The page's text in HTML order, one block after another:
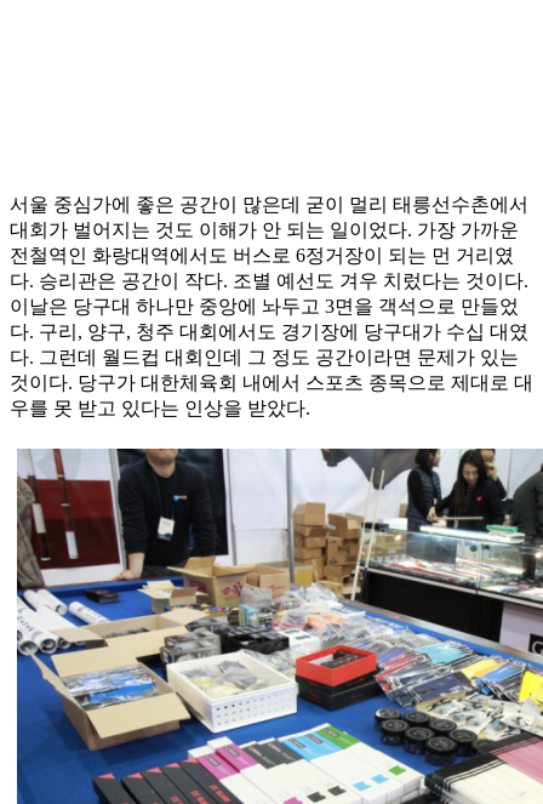
서울 중심가에 좋은 공간이 많은데 굳이 멀리 태릉선수촌에서
대회가 벌어지는 것도 이해가 안 되는 일이었다. 가장 가까운
전철역인 화랑대역에서도 버스로 6정거장이 되는 먼 거리였
다. 승리관은 공간이 작다. 조별 예선도 겨우 치렀다는 것이다.
이날은 당구대 하나만 중앙에 놔두고 3면을 객석으로 만들었
다. 구리, 양구, 청주 대회에서도 경기장에 당구대가 수십 대였
다. 그런데 월드컵 대회인데 그 정도 공간이라면 문제가 있는
것이다. 당구가 대한체육회 내에서 스포츠 종목으로 제대로 대
우를 못 받고 있다는 인상을 받았다.